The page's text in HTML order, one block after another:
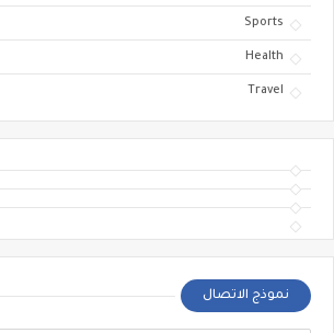
Sports
Health
Travel
نموذج الاتصال